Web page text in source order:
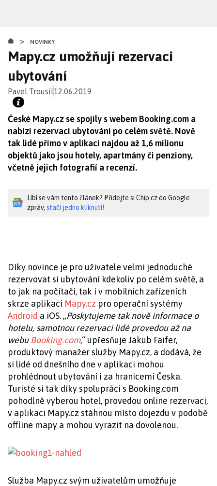
obsahu
> NOVINKY
Mapy.cz umožňují rezervaci
ubytování
Pavel Trousil12.06.2019
České Mapy.cz se spojily s webem Booking.com a
nabízí rezervaci ubytování po celém světě. Nově
tak lidé přímo v aplikaci najdou až 1,6 milionu
objektů jako jsou hotely, apartmány či penziony,
včetně jejich fotografií a recenzí.
Líbí se vám tento článek? Přidejte si Chip.cz do Google
zpráv, stačí jedno kliknutí!
Díky novince je pro uživatele velmi jednoduché
rezervovat si ubytování kdekoliv po celém světě, a
to jak na počítači, tak i v mobilních zařízeních
skrze aplikaci Mapy.cz pro operační systémy
Android a iOS. „Poskytujeme tak nově informace o
hotelu, samotnou rezervaci lidé provedou až na
webu Booking.com,“ upřesňuje Jakub Faifer,
produktový manažer služby Mapy.cz, a dodává, že
si lidé od dnešního dne v aplikaci mohou
prohlédnout ubytování i za hranicemi Česka.
Turisté si tak díky spolupráci s Booking.com
pohodlně vyberou hotel, provedou online rezervaci,
v aplikaci Mapy.cz stáhnou místo dojezdu v podobě
offline mapy a mohou vyrazit na dovolenou.
Služba Mapy.cz svým uživatelům umožňuje